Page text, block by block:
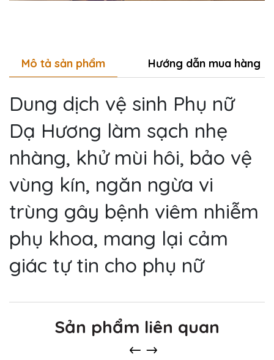
Mô tả sản phẩm Hướng dẫn mua hàng
Dung dịch vệ sinh Phụ nữ
Dạ Hương làm sạch nhẹ
nhàng, khử mùi hôi, bảo vệ
vùng kín, ngăn ngừa vi
trùng gây bệnh viêm nhiễm
phụ khoa, mang lại cảm
giác tự tin cho phụ nữ
Sản phẩm liên quan